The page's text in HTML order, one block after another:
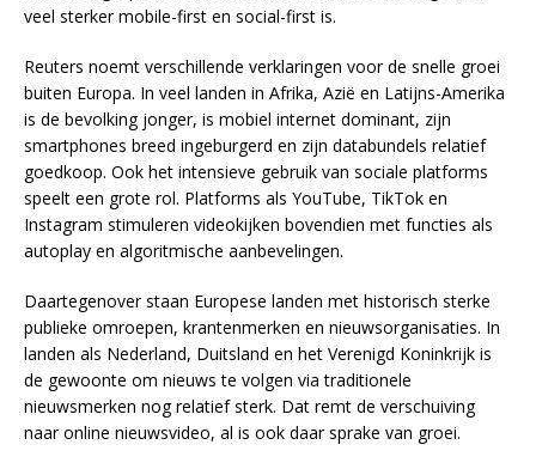
veel sterker mobile-first en social-first is.
Reuters noemt verschillende verklaringen voor de snelle groei
buiten Europa. In veel landen in Afrika, Azië en Latijns-Amerika
is de bevolking jonger, is mobiel internet dominant, zijn
smartphones breed ingeburgerd en zijn databundels relatief
goedkoop. Ook het intensieve gebruik van sociale platforms
speelt een grote rol. Platforms als YouTube, TikTok en
Instagram stimuleren videokijken bovendien met functies als
autoplay en algoritmische aanbevelingen.
Daartegenover staan Europese landen met historisch sterke
publieke omroepen, krantenmerken en nieuwsorganisaties. In
landen als Nederland, Duitsland en het Verenigd Koninkrijk is
de gewoonte om nieuws te volgen via traditionele
nieuwsmerken nog relatief sterk. Dat remt de verschuiving
naar online nieuwsvideo, al is ook daar sprake van groei.